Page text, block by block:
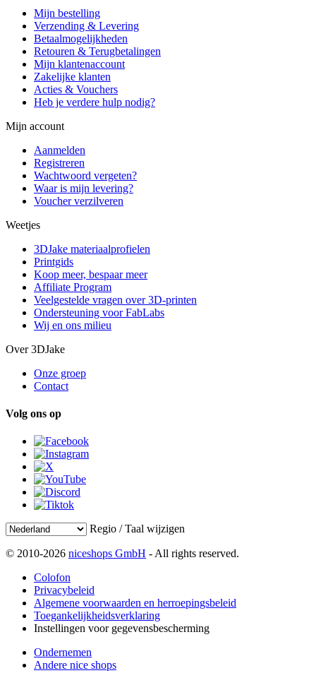
Mijn bestelling
Verzending & Levering
Betaalmogelijkheden
Retouren & Terugbetalingen
Mijn klantenaccount
Zakelijke klanten
Acties & Vouchers
Heb je verdere hulp nodig?
Mijn account
Aanmelden
Registreren
Wachtwoord vergeten?
Waar is mijn levering?
Voucher verzilveren
Weetjes
3DJake materiaalprofielen
Printgids
Koop meer, bespaar meer
Affiliate Program
Veelgestelde vragen over 3D-printen
Ondersteuning voor FabLabs
Wij en ons milieu
Over 3DJake
Onze groep
Contact
Volg ons op
Regio / Taal wijzigen
© 2010-2026 niceshops GmbH - All rights reserved.
Colofon
Privacybeleid
Algemene voorwaarden en herroepingsbeleid
Toegankelijkheidsverklaring
Instellingen voor gegevensbescherming
Ondernemen
Andere nice shops